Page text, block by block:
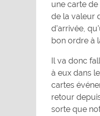
une carte
de la valeur
d’arrivée,
bon ordre à
Il va donc
à eux dans
cartes
retour
sorte que